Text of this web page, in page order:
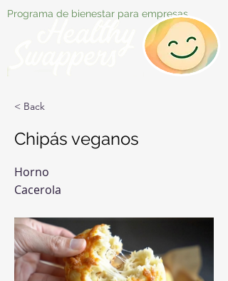
Programa de bienestar para empresas
< Back
Chipás veganos
Horno
Cacerola